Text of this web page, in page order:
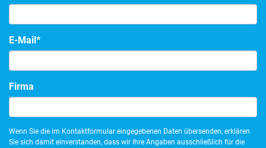
E-Mail*
Firma
Wenn Sie die im Kontaktformular eingegebenen Daten übersenden, erklären
Sie sich damit einverstanden, dass wir Ihre Angaben ausschließlich für die